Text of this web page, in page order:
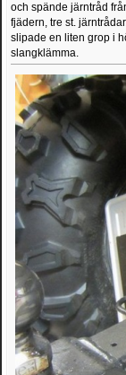
och spände järntråd
fjädern, tre st.
slipade en liten grop i
slangklämma.